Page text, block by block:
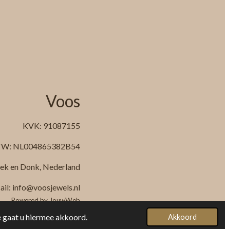
u hiermee akkoord. Akkoord
Voos
KVK: 91087155
NL004865382B54
en Donk, Nederland
info@voosjewels.nl
Powered byJouwWeb